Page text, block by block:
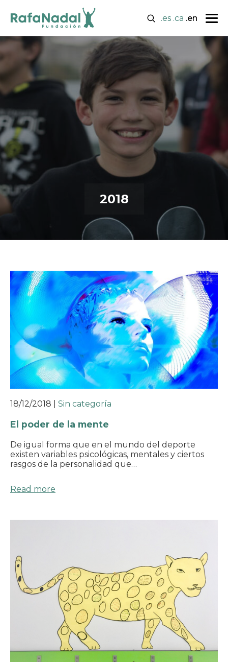
.es .ca .en
2018
18/12/2018 Sin categoría
El poder de la mente
De igual forma que en el mundo del deporte
existen variables psicológicas, mentales y ciertos
rasgos de la personalidad que…
Read more